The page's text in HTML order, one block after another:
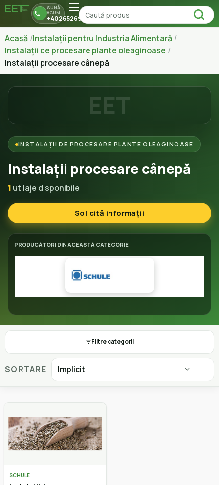
SUNĂ
ACUM
+40265269150
Acasă Instalații pentru Industria Alimentară
Instalații de procesare plante oleaginoase
Instalații procesare cânepă
INSTALAȚII DE PROCESARE PLANTE OLEAGINOASE
Instalații procesare cânepă
1 utilaje disponibile
Solicită informații
EET
PRODUCĂTORI DIN ACEASTĂ CATEGORIE
Filtre categorii
SORTARE
SCHULE